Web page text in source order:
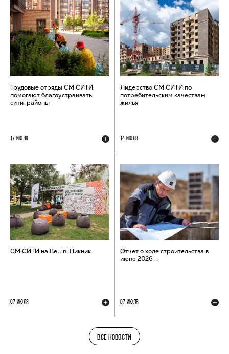
Трудовые отряды СМ.СИТИ
помогают благоустраивать
сити-районы
17 ИЮЛЯ
Лидерство СМ.СИТИ по
потребительским качествам
жилья
14 ИЮЛЯ
СМ.СИТИ на Bellini Пикник
07 ИЮЛЯ
Отчет о ходе строительства в
июне 2026 г.
07 ИЮЛЯ
ВСЕ НОВОСТИ